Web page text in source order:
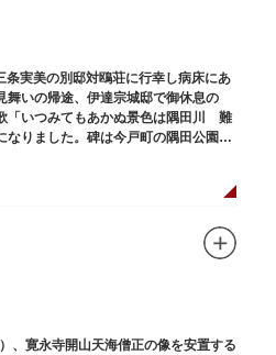
実美の別邸対鴎荘に行幸し病床にあ
舞いの帰途、伊達宗城邸で御休息の
「いつみてもあかぬ景色は隅田川 難
りました。碑は今戸町の隅田公園内
、寛永寺開山天海僧正の像を安置する